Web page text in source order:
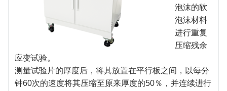
泡沫的软
泡沫材料
进行重复
压缩残余
应变试验。
测量试验片的厚度后，将其放置在平行板之间，以每分
钟60次的速度将其压缩至原来厚度的50％，并连续进行